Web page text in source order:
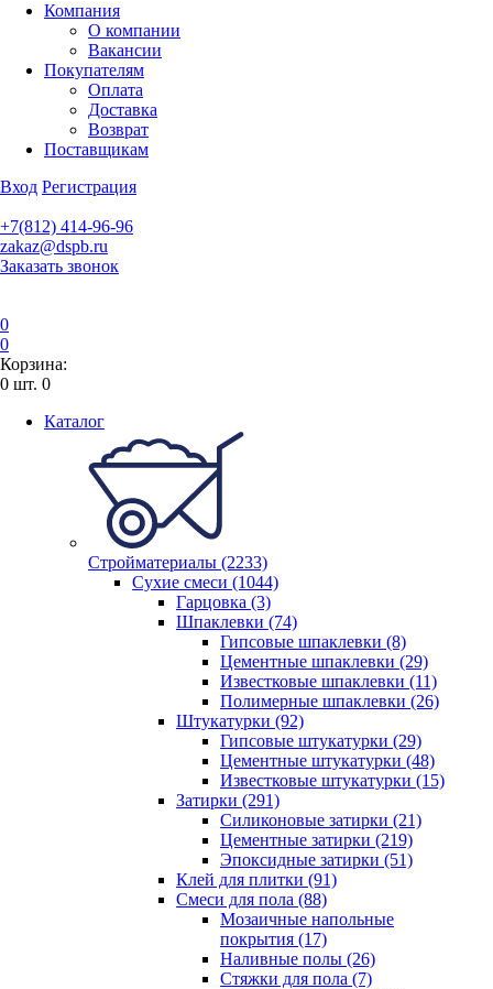
Компания
О компании
Вакансии
Покупателям
Оплата
Доставка
Возврат
Поставщикам
Вход Регистрация
+7(812) 414-96-96
zakaz@dspb.ru
Заказать звонок
0
0
Корзина:
0 шт. 0
Каталог
Стройматериалы (2233)
Сухие смеси (1044)
Гарцовка (3)
Шпаклевки (74)
Гипсовые шпаклевки (8)
Цементные шпаклевки (29)
Известковые шпаклевки (11)
Полимерные шпаклевки (26)
Штукатурки (92)
Гипсовые штукатурки (29)
Цементные штукатурки (48)
Известковые штукатурки (15)
Затирки (291)
Силиконовые затирки (21)
Цементные затирки (219)
Эпоксидные затирки (51)
Клей для плитки (91)
Смеси для пола (88)
Мозаичные напольные
покрытия (17)
Наливные полы (26)
Стяжки для пола (7)